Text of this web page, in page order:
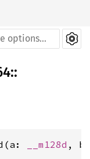
::
__m128d ,